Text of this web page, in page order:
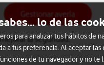
Gestionar avería
la seguridad.
lo de las
para analizar tus hábitos de
a tus preferencia. Al aceptar
de tu navegador y no te